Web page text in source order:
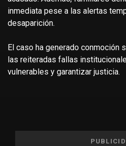
inmediata pese a las alertas
desaparición.
El caso ha generado conmoción
las reiteradas fallas
vulnerables y garantizar justicia.